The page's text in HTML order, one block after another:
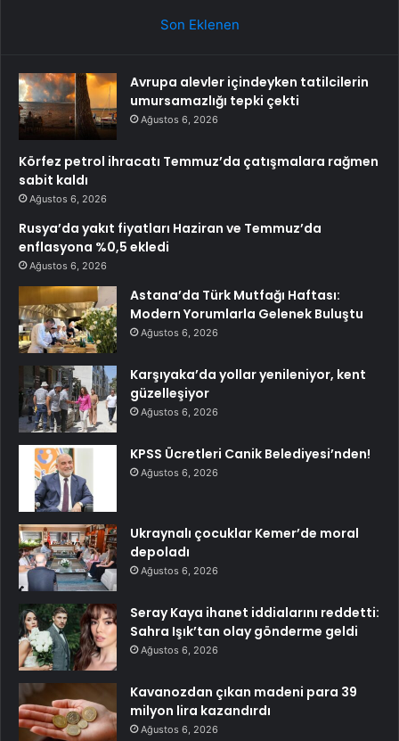
Son Eklenen
Avrupa alevler içindeyken tatilcilerin
umursamazlığı tepki çekti
Ağustos 6, 2026
Körfez petrol ihracatı Temmuz’da çatışmalara rağmen
sabit kaldı
Ağustos 6, 2026
Rusya’da yakıt fiyatları Haziran ve Temmuz’da
enflasyona %0,5 ekledi
Ağustos 6, 2026
Astana’da Türk Mutfağı Haftası:
Modern Yorumlarla Gelenek Buluştu
Ağustos 6, 2026
Karşıyaka’da yollar yenileniyor, kent
güzelleşiyor
Ağustos 6, 2026
KPSS Ücretleri Canik Belediyesi’nden!
Ağustos 6, 2026
Ukraynalı çocuklar Kemer’de moral
depoladı
Ağustos 6, 2026
Seray Kaya ihanet iddialarını reddetti:
Sahra Işık’tan olay gönderme geldi
Ağustos 6, 2026
Kavanozdan çıkan madeni para 39
milyon lira kazandırdı
Ağustos 6, 2026